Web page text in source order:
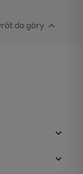
do góry 

